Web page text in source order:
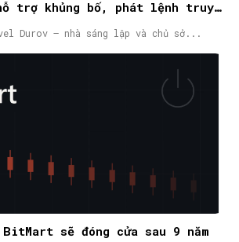
trợ khủng bố, phát lệnh truy
Durov – nhà sáng lập và chủ sở...
sẽ đóng cửa sau 9 năm